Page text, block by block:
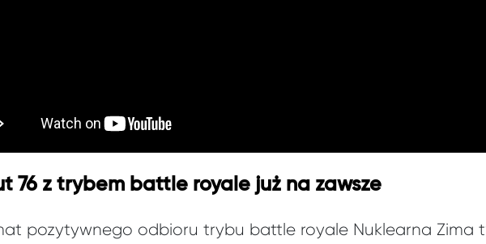
76 z trybem battle royale już na zawsze
pozytywnego odbioru trybu battle royale Nuklearna Zima